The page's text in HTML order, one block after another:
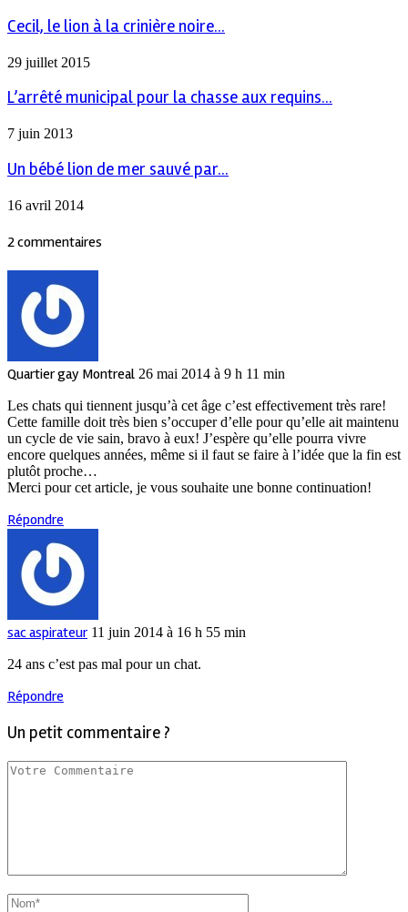
Cecil, le lion à la crinière noire...
29 juillet 2015
L’arrêté municipal pour la chasse aux requins...
7 juin 2013
Un bébé lion de mer sauvé par...
16 avril 2014
2 commentaires
Quartier gay Montreal 26 mai 2014 à 9 h 11 min
Les chats qui tiennent jusqu’à cet âge c’est effectivement très rare!
Cette famille doit très bien s’occuper d’elle pour qu’elle ait maintenu
un cycle de vie sain, bravo à eux! J’espère qu’elle pourra vivre
encore quelques années, même si il faut se faire à l’idée que la fin est
plutôt proche…
Merci pour cet article, je vous souhaite une bonne continuation!
Répondre
sac aspirateur 11 juin 2014 à 16 h 55 min
24 ans c’est pas mal pour un chat.
Répondre
Un petit commentaire ?